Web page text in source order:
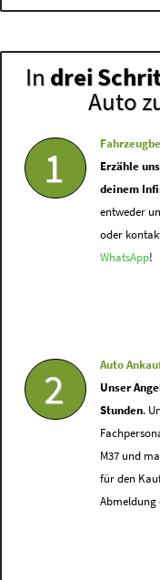
In drei
Auto
1
Erzähle
deinem
entweder
oder
WhatsApp!
2
Auto
Unser
Stunden.
M37 und
für den
Abmeldung